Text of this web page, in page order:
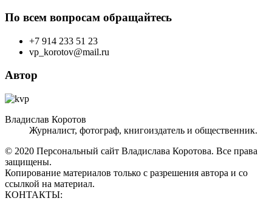
По всем вопросам обращайтесь
+7 914 233 51 23
vp_korotov@mail.ru
Автор
Владислав Коротов
Журналист, фотограф, книгоиздатель и общественник.
© 2020 Персональный сайт Владислава Коротова. Все права
защищены.
Копирование материалов только с разрешения автора и со
ссылкой на материал.
КОНТАКТЫ: